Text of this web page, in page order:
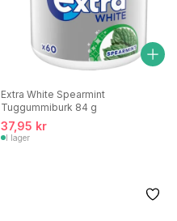
Extra White Spearmint
Tuggummiburk 84 g
37,95 kr
I lager